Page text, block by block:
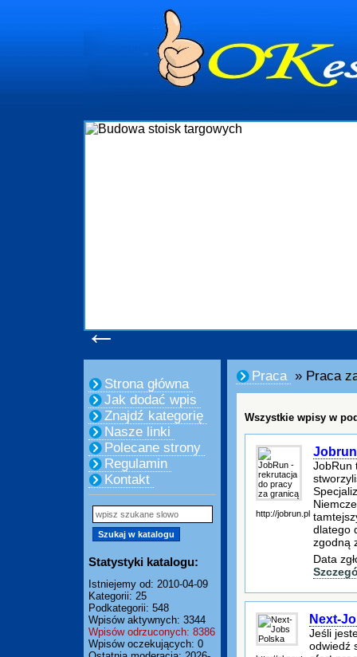
←
Strona główna
Jak dodać wpis
Znajdź kategorię
Nasze linki
Polecane strony
Regulamin
Kontakt
Statystyki katalogu:
Istniejemy od: 2010-04-09
Kategorii: 25
Podkategorii: 548
Wpisów aktywnych: 3344
Wpisów odrzuconych: 8386
Wpisów oczekujących: 0
Praca » Praca
Wszystkie wpisy w
http://jobrun.pl
JobRun
dlatego
zgodną
Data
Next-
Jeśli
odwiedź